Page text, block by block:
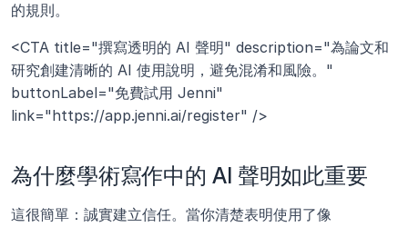
的規則。
<CTA title="撰寫透明的 AI 聲明" description="為論文和
研究創建清晰的 AI 使用說明，避免混淆和風險。"
buttonLabel="免費試用 Jenni"
link="https://app.jenni.ai/register" />
為什麼學術寫作中的 AI 聲明如此重要
這很簡單：誠實建立信任。當你清楚表明使用了像